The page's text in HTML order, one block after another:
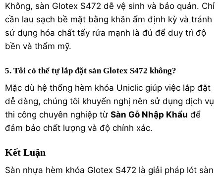
Không, sàn Glotex S472 dễ vệ sinh và bảo quản. Chỉ
cần lau sạch bề mặt bằng khăn ẩm định kỳ và tránh
sử dụng hóa chất tẩy rửa mạnh là đủ để duy trì độ
bền và thẩm mỹ.
5. Tôi có thể tự lắp đặt sàn Glotex S472 không?
Mặc dù hệ thống hèm khóa Uniclic giúp việc lắp đặt
dễ dàng, chúng tôi khuyến nghị nên sử dụng dịch vụ
thi công chuyên nghiệp từ Sàn Gỗ Nhập Khẩu để
đảm bảo chất lượng và độ chính xác.
Kết Luận
Sàn nhựa hèm khóa Glotex S472 là giải pháp lót sàn